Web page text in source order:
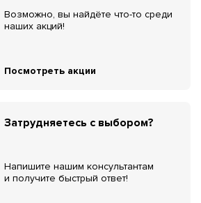
Возможно, вы найдёте что-то среди
наших акций!
Посмотреть акции
Затрудняетесь с выбором?
Напишите нашим консультантам
и получите быстрый ответ!